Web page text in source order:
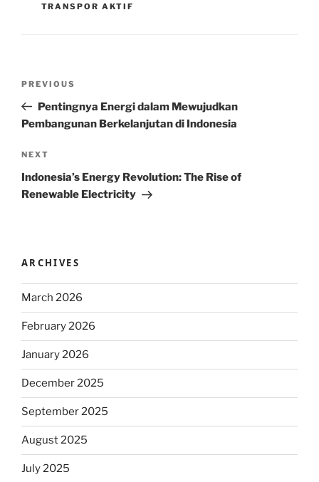
TRANSPOR AKTIF
Previous
Post
PREVIOUS
Pentingnya Energi dalam Mewujudkan
Pembangunan Berkelanjutan di Indonesia
Next
Post
NEXT
Indonesia’s Energy Revolution: The Rise of
Renewable Electricity
ARCHIVES
March 2026
February 2026
January 2026
December 2025
September 2025
August 2025
July 2025